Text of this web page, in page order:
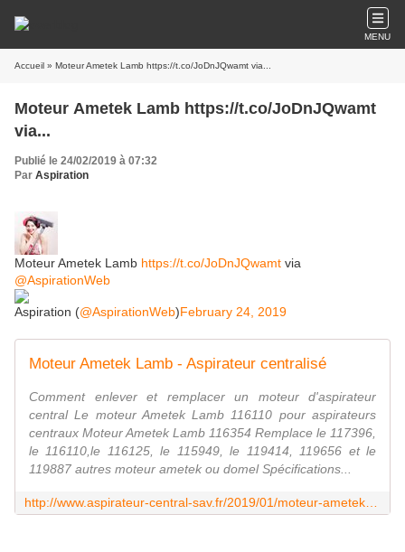
MENU
Accueil » Moteur Ametek Lamb https://t.co/JoDnJQwamt via...
Moteur Ametek Lamb https://t.co/JoDnJQwamt
via...
Publié le 24/02/2019 à 07:32
Par Aspiration
Moteur Ametek Lamb https://t.co/JoDnJQwamt via
@AspirationWeb
Aspiration (@AspirationWeb)February 24, 2019
Moteur Ametek Lamb - Aspirateur centralisé
Comment enlever et remplacer un moteur d'aspirateur
central Le moteur Ametek Lamb 116110 pour aspirateurs
centraux Moteur Ametek Lamb 116354 Remplace le 117396,
le 116110,le 116125, le 115949, le 119414, 119656 et le
119887 autres moteur ametek ou domel Spécifications...